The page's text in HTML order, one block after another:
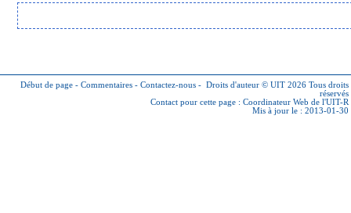
Début de page - Commentaires - Contactez-nous - Droits d'auteur © UIT 2026 Tous droits
réservés
Contact pour cette page : Coordinateur Web de l'UIT-R
Mis à jour le : 2013-01-30